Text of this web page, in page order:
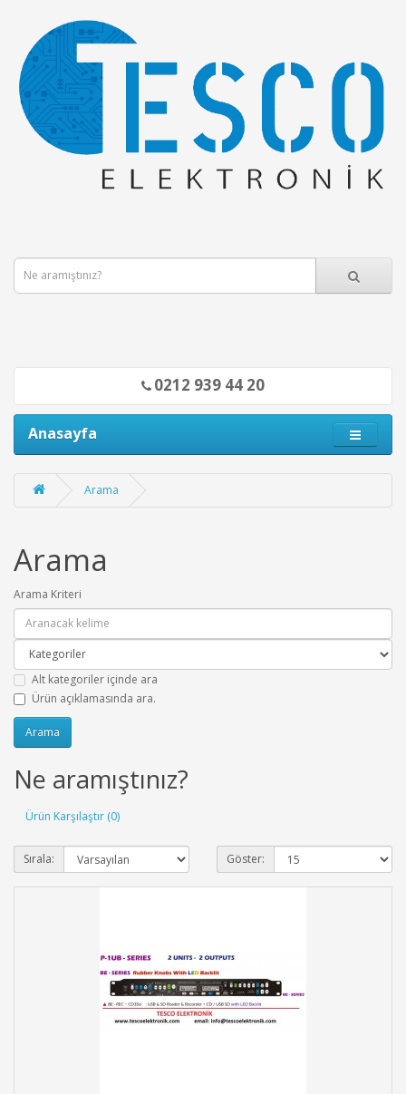
0212 939 44 20
Anasayfa
Arama
Arama
Arama Kriteri
Alt kategoriler içinde ara
Ürün açıklamasında ara.
Ne aramıştınız?
Ürün Karşılaştır (0)
Sırala: Göster: